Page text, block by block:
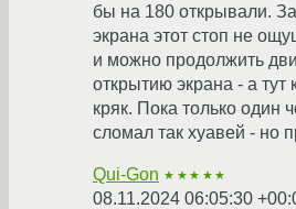
бы на 180 открывали. За
экрана этот стоп не
и можно продолжить
открытию экрана - а тут
кряк. Пока только один
сломал так хуавей - но
Qui-Gon ★★★★★
08.11.2024 06:05:30